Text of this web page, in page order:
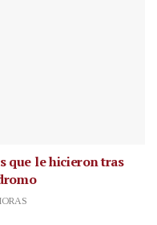
que le hicieron tras